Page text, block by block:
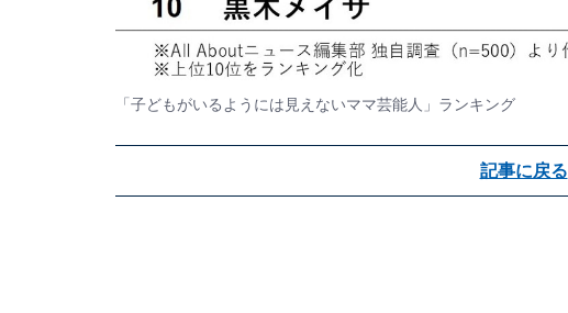
「子どもがいるようには見えないママ芸能人」ランキング
記事に戻る